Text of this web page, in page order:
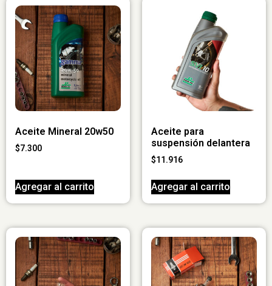
Aceite Mineral 20w50
$7.300
Agregar al carrito
Aceite para
suspensión delantera
$11.916
Agregar al carrito